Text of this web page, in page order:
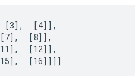
[3],  [4]],
[8]],
[12]],
[16]]]]